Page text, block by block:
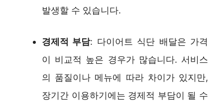
발생할 수 있습니다.
경제적 부담: 다이어트 식단 배달은 가격
이 비교적 높은 경우가 많습니다. 서비스
의 품질이나 메뉴에 따라 차이가 있지만,
장기간 이용하기에는 경제적 부담이 될 수